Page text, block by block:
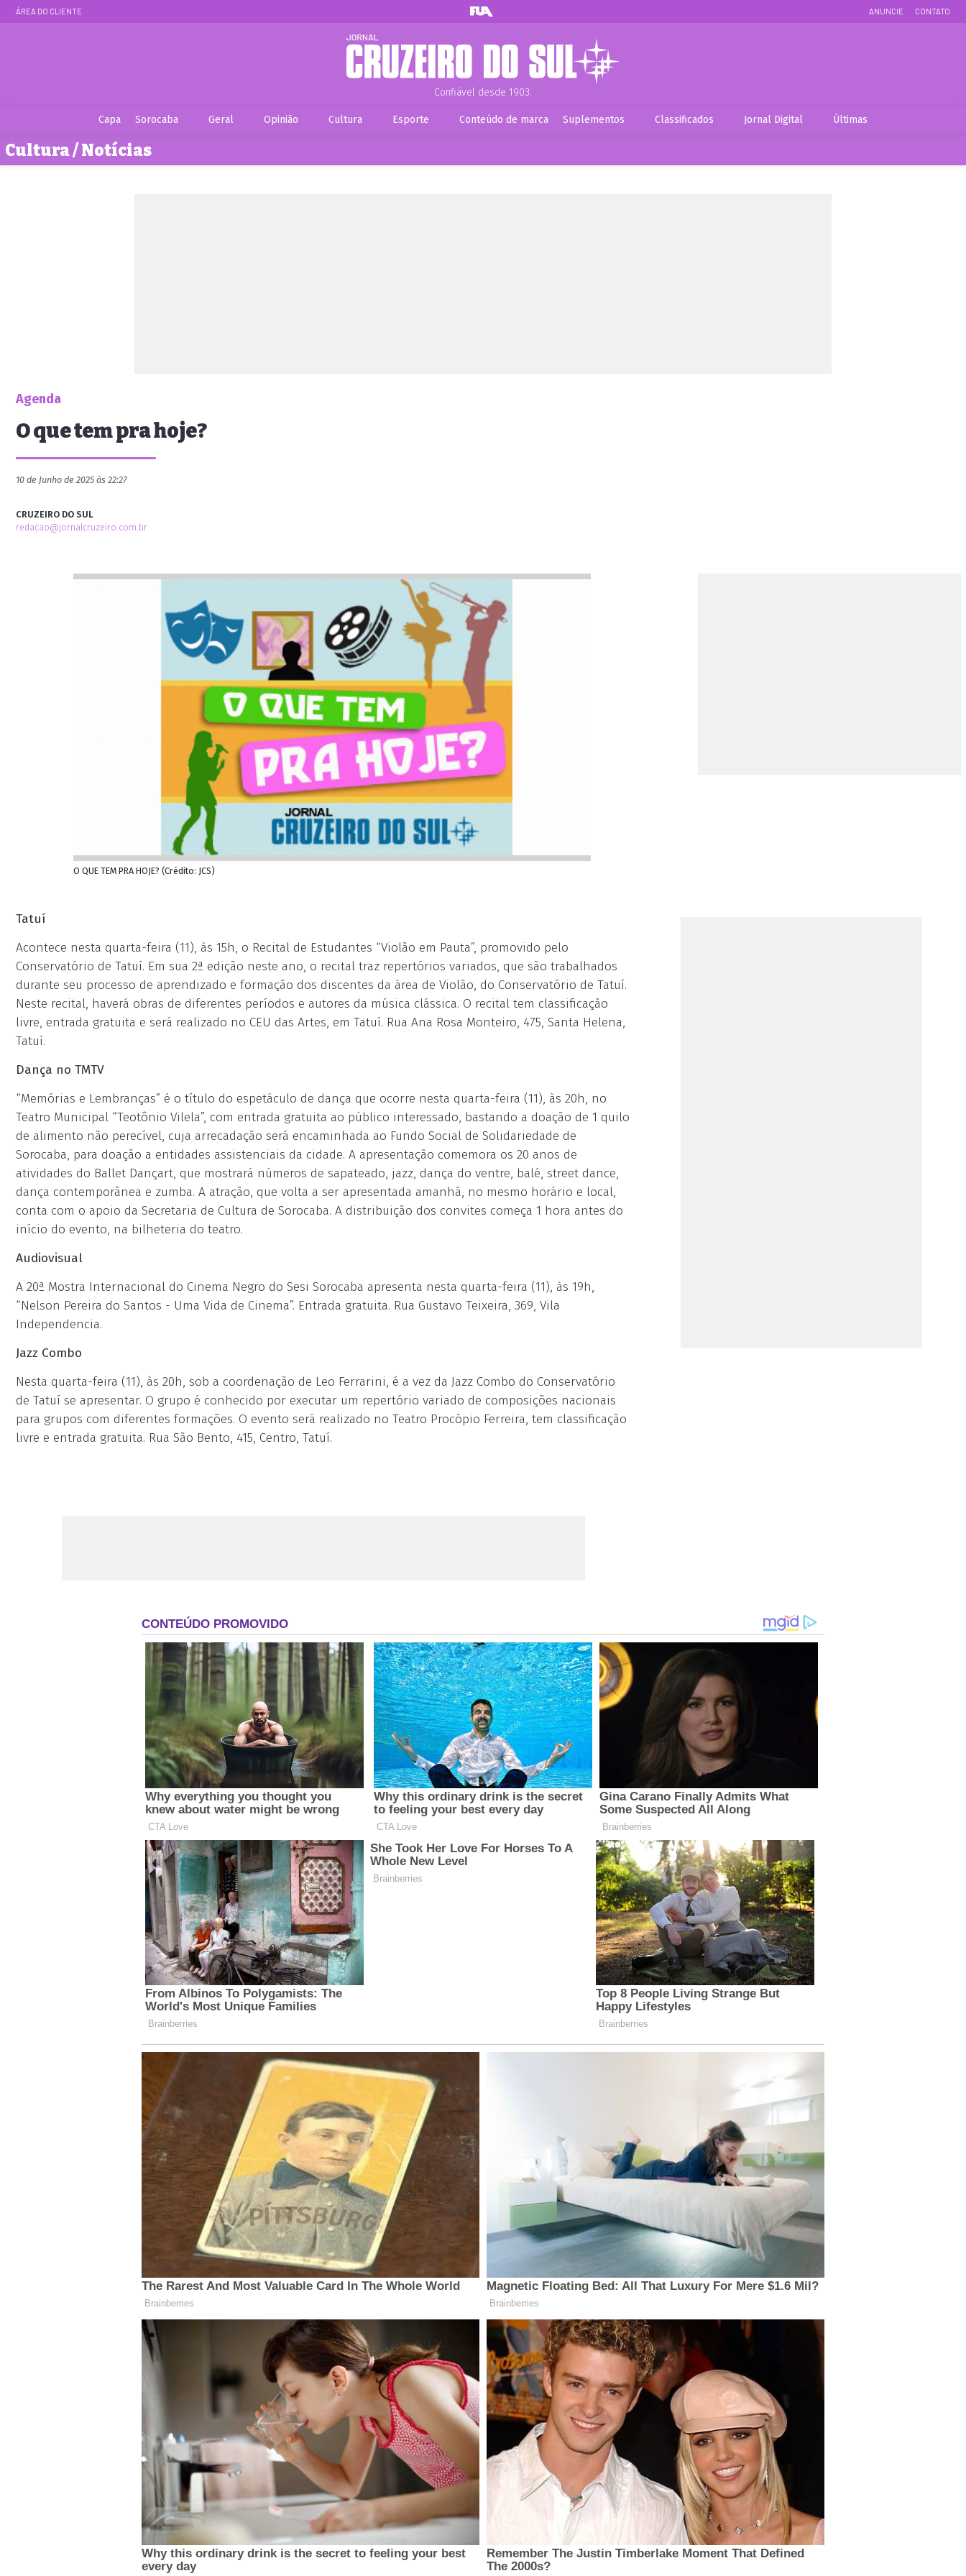
ÁREA DO CLIENTE ANUNCIE CONTATO
Confiável desde 1903.
Capa Sorocaba Geral Opinião Cultura Esporte Conteúdo de marca Suplementos Classificados Jornal Digital Últimas
Cultura / Notícias
Agenda
O que tem pra hoje?
10 de Junho de 2025 às 22:27
CRUZEIRO DO SUL
redacao@jornalcruzeiro.com.br
O QUE TEM PRA HOJE? (Crédito: JCS)
Tatuí
Acontece nesta quarta-feira (11), às 15h, o Recital de Estudantes “Violão em Pauta”, promovido pelo
Conservatório de Tatuí. Em sua 2ª edição neste ano, o recital traz repertórios variados, que são trabalhados
durante seu processo de aprendizado e formação dos discentes da área de Violão, do Conservatório de Tatuí.
Neste recital, haverá obras de diferentes períodos e autores da música clássica. O recital tem classificação
livre, entrada gratuita e será realizado no CEU das Artes, em Tatuí. Rua Ana Rosa Monteiro, 475, Santa Helena,
Tatuí.
Dança no TMTV
“Memórias e Lembranças” é o título do espetáculo de dança que ocorre nesta quarta-feira (11), às 20h, no
Teatro Municipal “Teotônio Vilela”, com entrada gratuita ao público interessado, bastando a doação de 1 quilo
de alimento não perecível, cuja arrecadação será encaminhada ao Fundo Social de Solidariedade de
Sorocaba, para doação a entidades assistenciais da cidade. A apresentação comemora os 20 anos de
atividades do Ballet Dançart, que mostrará números de sapateado, jazz, dança do ventre, balé, street dance,
dança contemporânea e zumba. A atração, que volta a ser apresentada amanhã, no mesmo horário e local,
conta com o apoio da Secretaria de Cultura de Sorocaba. A distribuição dos convites começa 1 hora antes do
início do evento, na bilheteria do teatro.
Audiovisual
A 20ª Mostra Internacional do Cinema Negro do Sesi Sorocaba apresenta nesta quarta-feira (11), às 19h,
“Nelson Pereira do Santos - Uma Vida de Cinema”. Entrada gratuita. Rua Gustavo Teixeira, 369, Vila
Independencia.
Jazz Combo
Nesta quarta-feira (11), às 20h, sob a coordenação de Leo Ferrarini, é a vez da Jazz Combo do Conservatório
de Tatuí se apresentar. O grupo é conhecido por executar um repertório variado de composições nacionais
para grupos com diferentes formações. O evento será realizado no Teatro Procópio Ferreira, tem classificação
livre e entrada gratuita. Rua São Bento, 415, Centro, Tatuí.